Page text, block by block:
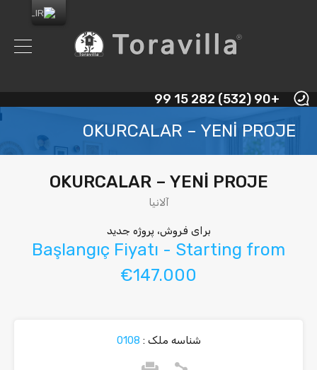
+90 (532) 282 15 99
OKURCALAR – YENİ PROJE
OKURCALAR – YENİ PROJE
آلانیا
برای فروش، پروژه جدید
Başlangıç Fiyatı - Starting from
€147.000
شناسه ملک :